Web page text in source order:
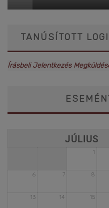
TANÚSÍTOTT
Írásbeli Jelentkezés
1
6 7 8
13 14 15